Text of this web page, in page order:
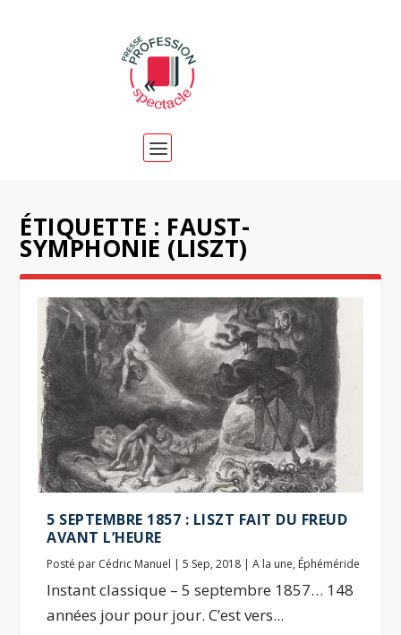
ÉTIQUETTE : FAUST-
SYMPHONIE (LISZT)
5 SEPTEMBRE 1857 : LISZT FAIT DU FREUD
AVANT L’HEURE
Posté par Cédric Manuel |5 Sep, 2018 |A la une, Éphéméride
Instant classique – 5 septembre 1857… 148
années jour pour jour. C’est vers...